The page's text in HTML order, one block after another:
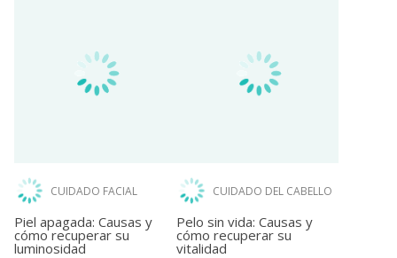
CUIDADO FACIAL
Piel apagada: Causas y
cómo recuperar su
luminosidad
CUIDADO DEL CABELLO
Pelo sin vida: Causas y
cómo recuperar su
vitalidad